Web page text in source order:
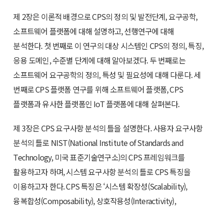
제 2장은 이론적 배경으로 CPS의 정의 및 발전단계, 요구공학,
소프트웨어 플랫폼에 대해 설명하고, 선행연구에 대해
분석한다. 첫 번째로 이 연구의 대상 시스템인 CPS의 정의, 특징,
응용 도메인, 수준별 단계에 대해 알아보겠다. 두 번째로는
소프트웨어 요구공학의 정의, 특성 및 필요성에 대해 다룬다. 세
번째로 CPS 플랫폼 연구를 위해 소프트웨어 플랫폼, CPS
플랫폼과 유사한 플랫폼인 IoT 플랫폼에 대해 살펴본다.
제 3장은 CPS 요구사항 분석의 틀을 설명한다. 사용자 요구사항
분석의 틀로 NIST(National Institute of Standards and
Technology, 미국 표준기술연구소)의 CPS 프레임워크를
활용하고자 하며, 시스템 요구사항 분석의 틀로 CPS 특징을
이용하고자 한다. CPS 특징은 ‘시스템 확장성(Scalability),
융복합성(Composability), 상호작용성(Interactivity),